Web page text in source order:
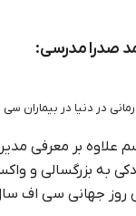
صدرا مدرسی:
در دنیا در بیماران
علاوه بر معرفی
به بزرگسالی و
سی اف سال ۱۴۰۳ اعلام